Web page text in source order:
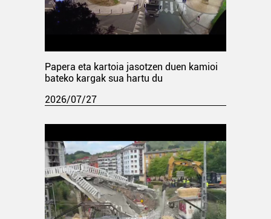
Papera eta kartoia jasotzen duen kamioi
bateko kargak sua hartu du
2026/07/27